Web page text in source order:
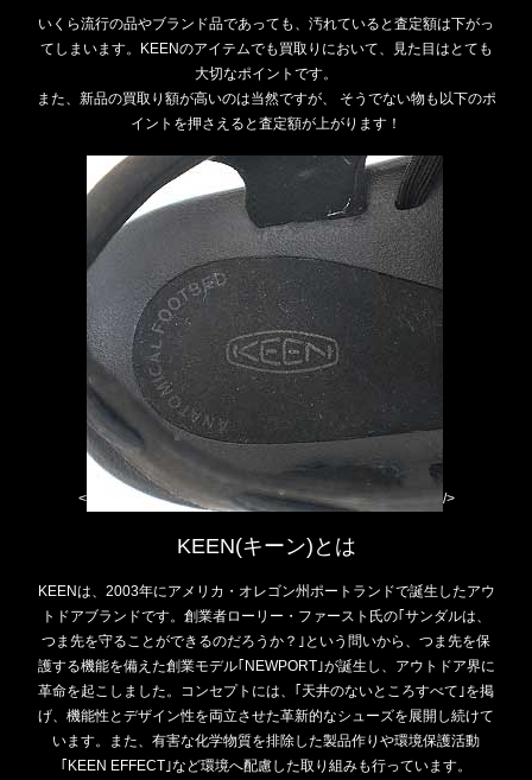
いくら流行の品やブランド品であっても、汚れていると査定額は下がっ
てしまいます。KEENのアイテムでも買取りにおいて、見た目はとても
大切なポイントです。
また、新品の買取り額が高いのは当然ですが、 そうでない物も以下のポ
イントを押さえると査定額が上がります！
< />
KEEN(キーン)とは
KEENは、2003年にアメリカ・オレゴン州ポートランドで誕生したアウ
トドアブランドです。創業者ローリー・ファースト氏の｢サンダルは、
つま先を守ることができるのだろうか？｣という問いから、つま先を保
護する機能を備えた創業モデル｢NEWPORT｣が誕生し、アウトドア界に
革命を起こしました。コンセプトには、｢天井のないところすべて｣を掲
げ、機能性とデザイン性を両立させた革新的なシューズを展開し続けて
います。また、有害な化学物質を排除した製品作りや環境保護活動
｢KEEN EFFECT｣など環境へ配慮した取り組みも行っています。